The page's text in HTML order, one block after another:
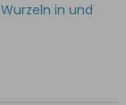
in und